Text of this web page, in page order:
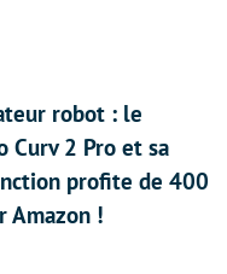
robot : le
Curv 2 Pro et sa
profite de 400
Amazon !